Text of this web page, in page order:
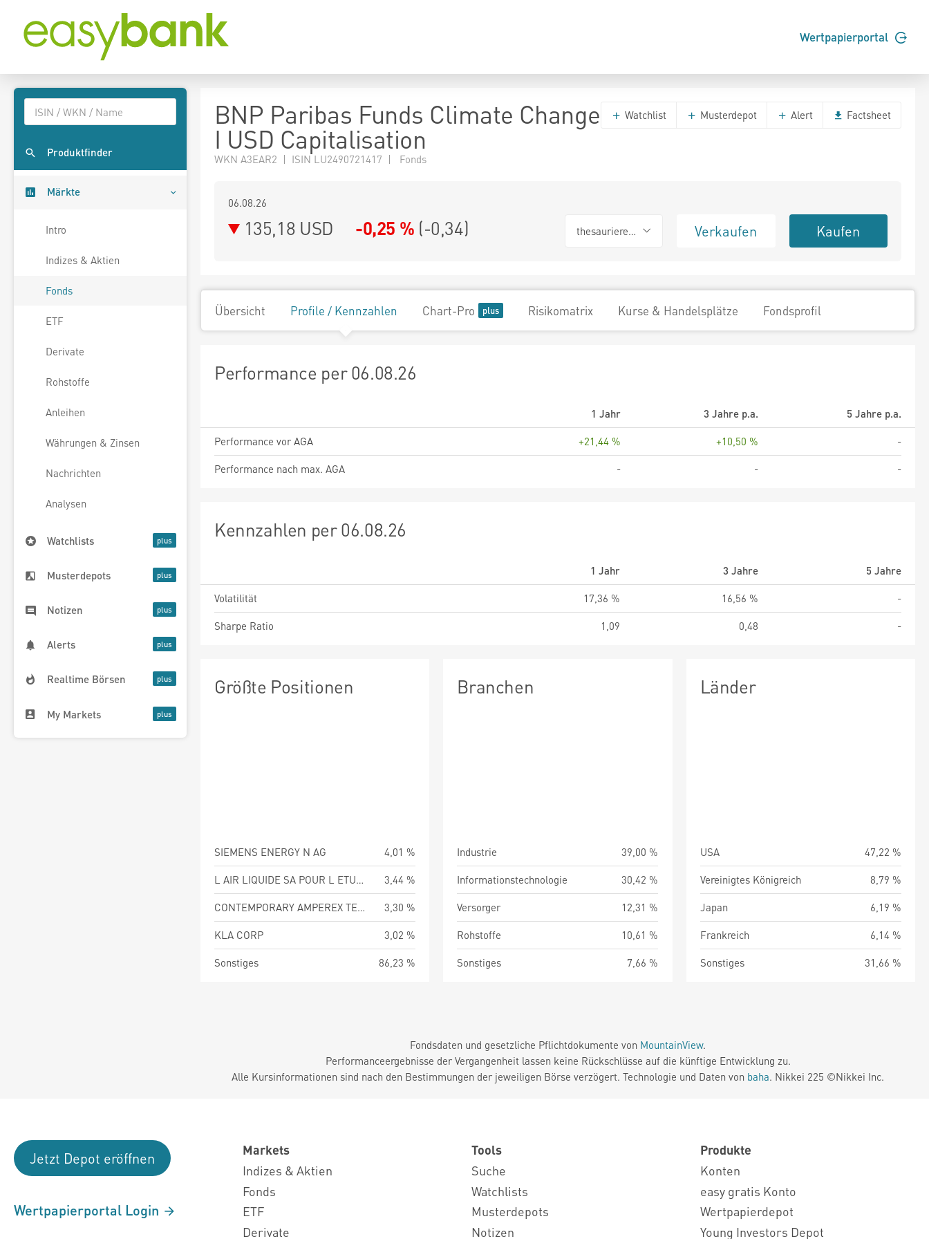
Wertpapierportal
Produktfinder
Märkte
Intro
Indizes & Aktien
Fonds
ETF
Derivate
Rohstoffe
Anleihen
Währungen & Zinsen
Nachrichten
Analysen
Watchlists
Musterdepots
Notizen
Alerts
Realtime Börsen
My Markets
BNP Paribas Funds Climate Change
I USD Capitalisation
WKN A3EAR2 | ISIN LU2490721417 | Fonds
Watchlist Musterdepot Alert Factsheet
06.08.26
135,18 USD -0,25 % (-0,34) thesaurierend Verkaufen Kaufen
Übersicht Profile / Kennzahlen Chart-Pro Risikomatrix Kurse & Handelsplätze Fondsprofil
Performance per 06.08.26
1 Jahr 3 Jahre p.a.
5 Jahre p.a.
Performance vor AGA
+21,44 % +10,50 %
-
Performance nach max. AGA
- - -
Kennzahlen per 06.08.26
1 Jahr 3 Jahre
5 Jahre
Volatilität
17,36 % 16,56 %
-
Sharpe Ratio
1,09 0,48 -
Größte Positionen
SIEMENS ENERGY N AG
4,01 %
L AIR LIQUIDE SA POUR L ETUDE ET L EXPLO DES
3,44 %
CONTEMPORARY AMPEREX TECHNOLOGY CO LTD
3,30 %
KLA CORP
3,02 %
Sonstiges
86,23 %
Branchen
Industrie
39,00 %
Informationstechnologie
30,42 %
Versorger
12,31 %
Rohstoffe
10,61 %
Sonstiges
7,66 %
Länder
USA
47,22 %
Vereinigtes Königreich
8,79 %
Japan
6,19 %
Frankreich
6,14 %
Sonstiges
31,66 %
Fondsdaten und gesetzliche Pflichtdokumente von MountainView.
Performanceergebnisse der Vergangenheit lassen keine Rückschlüsse auf die künftige Entwicklung zu.
Alle Kursinformationen sind nach den Bestimmungen der jeweiligen Börse verzögert. Technologie und Daten von baha. Nikkei 225 ©Nikkei Inc.
Jetzt Depot eröffnen
Wertpapierportal Login
Markets
Indizes & Aktien
Fonds
ETF
Derivate
Tools
Suche
Watchlists
Musterdepots
Notizen
Produkte
Konten
easy gratis Konto
Wertpapierdepot
Young Investors Depot